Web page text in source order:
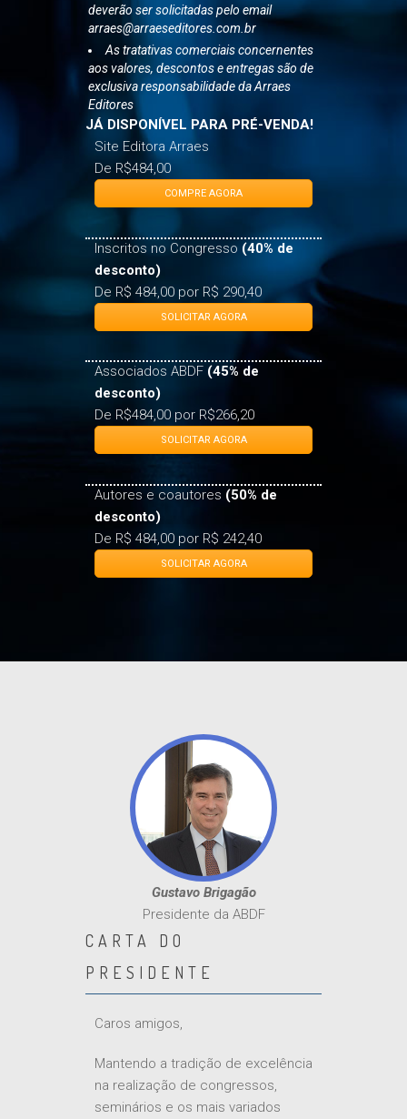
As vendas com desconto especial
deverão ser solicitadas pelo email
arraes@arraeseditores.com.br
As tratativas comerciais concernentes
aos valores, descontos e entregas são de
exclusiva responsabilidade da Arraes
Editores
JÁ DISPONÍVEL PARA PRÉ-VENDA!
Site Editora Arraes
De R$484,00
Inscritos no Congresso
desconto)
De R$ 484,00 por R$ 290,40
Associados ABDF
desconto)
De R$484,00 por R$266,20
Autores e coautores
desconto)
De R$ 484,00 por R$ 242,40
Gustavo Brigagão
Presidente da ABDF
CARTA DO
PRESIDENTE
Mantendo a tradição de excelência
na realização de congressos,